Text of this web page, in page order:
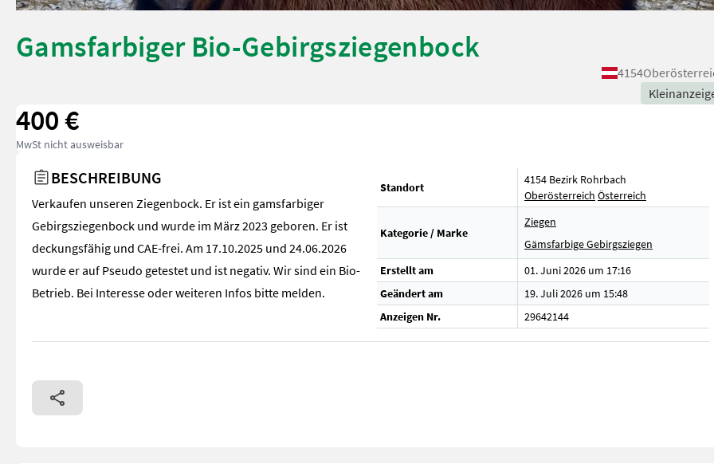
Gamsfarbiger Bio-Gebirgsziegenbock
4154
400 €
MwSt nicht ausweisbar
BESCHREIBUNG
Verkaufen unseren Ziegenbock. Er ist ein gamsfarbiger
Gebirgsziegenbock und wurde im März 2023 geboren. Er ist
deckungsfähig und CAE-frei. Am 17.10.2025 und 24.06.2026
wurde er auf Pseudo getestet und ist negativ. Wir sind ein Bio-
Betrieb. Bei Interesse oder weiteren Infos bitte melden.
Standort
4154 Bezirk Rohrbach
Oberösterreich Österreich
Kategorie / Marke
Ziegen
Gämsfarbige Gebirgsziegen
Erstellt am
01. Juni 2026 um 17:16
Geändert am
19. Juli 2026 um 15:48
Anzeigen Nr.
29642144